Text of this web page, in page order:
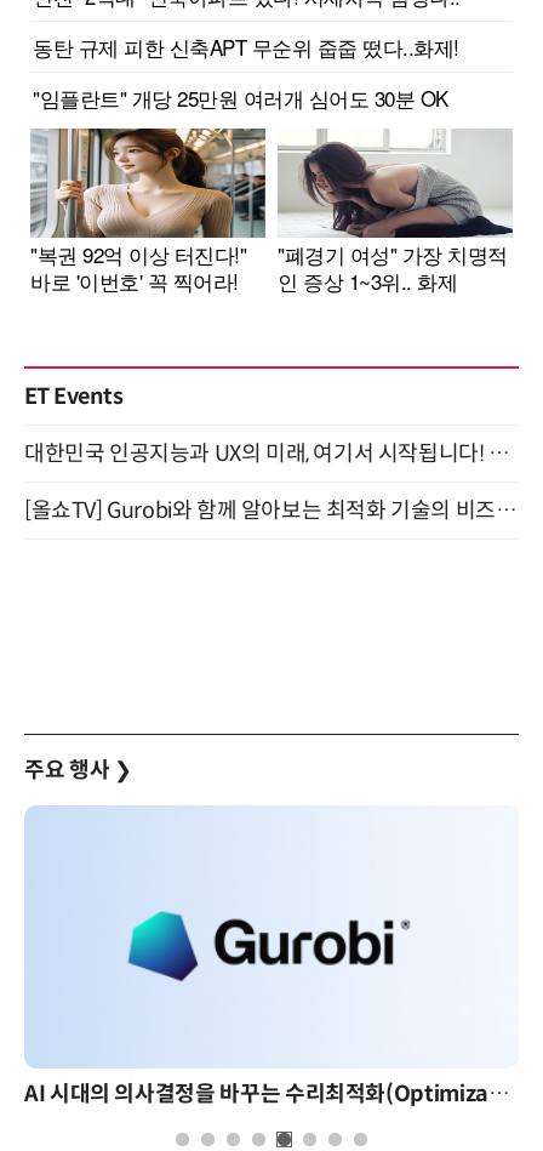
ET Events
대한민국 인공지능과 UX의 미래, 여기서 시작됩니다! UX Korea 2026 - Fall 9월 2일 개최
[올쇼TV] Gurobi와 함께 알아보는 최적화 기술의 비즈니스 활용 (8월 20일 생방송)
주요 행사 ❯
AI 시대의 의사결정을 바꾸는 수리최적화(Optimization): 실제 산업 적용 사례와 활용 전략